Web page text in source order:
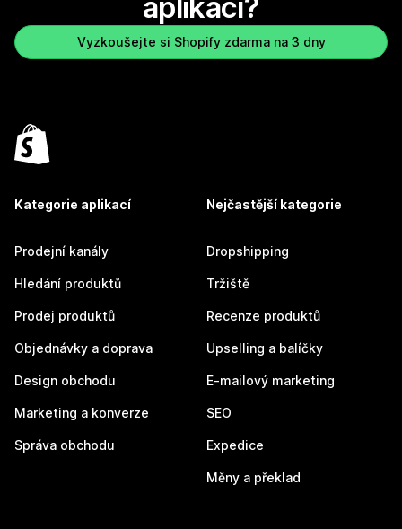
aplikaci?
Vyzkoušejte si Shopify zdarma na 3 dny
Kategorie aplikací
Prodejní kanály
Hledání produktů
Prodej produktů
Objednávky a doprava
Design obchodu
Marketing a konverze
Správa obchodu
Nejčastější kategorie
Dropshipping
Tržiště
Recenze produktů
Upselling a balíčky
E-mailový marketing
SEO
Expedice
Měny a překlad